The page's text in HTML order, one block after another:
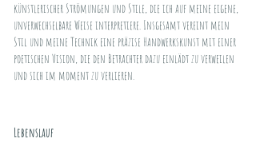
künstlerischer Strömungen und Stile, die ich auf meine eigene,
unverwechselbare Weise interpretiere. Insgesamt vereint mein
Stil und meine Technik eine präzise Handwerkskunst mit einer
poetischen Vision, die den Betrachter dazu einlädt zu verweilen
und sich im moment zu verlieren.
Lebenslauf